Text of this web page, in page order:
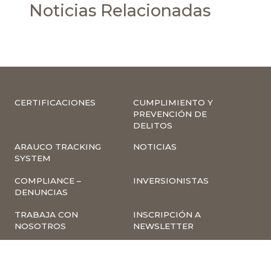
Noticias Relacionadas
CERTIFICACIONES
CUMPLIMIENTO Y
PREVENCIÓN DE
DELITOS
ARAUCO TRACKING
SYSTEM
NOTICIAS
COMPLIANCE –
DENUNCIAS
INVERSIONISTAS
TRABAJA CON
NOSOTROS
INSCRIPCIÓN A
NEWSLETTER